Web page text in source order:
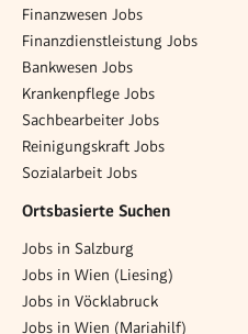
Finanzwesen Jobs
Finanzdienstleistung Jobs
Bankwesen Jobs
Krankenpflege Jobs
Sachbearbeiter Jobs
Reinigungskraft Jobs
Sozialarbeit Jobs
Ortsbasierte Suchen
Jobs in Salzburg
Jobs in Wien (Liesing)
Jobs in Vöcklabruck
Jobs in Wien (Mariahilf)